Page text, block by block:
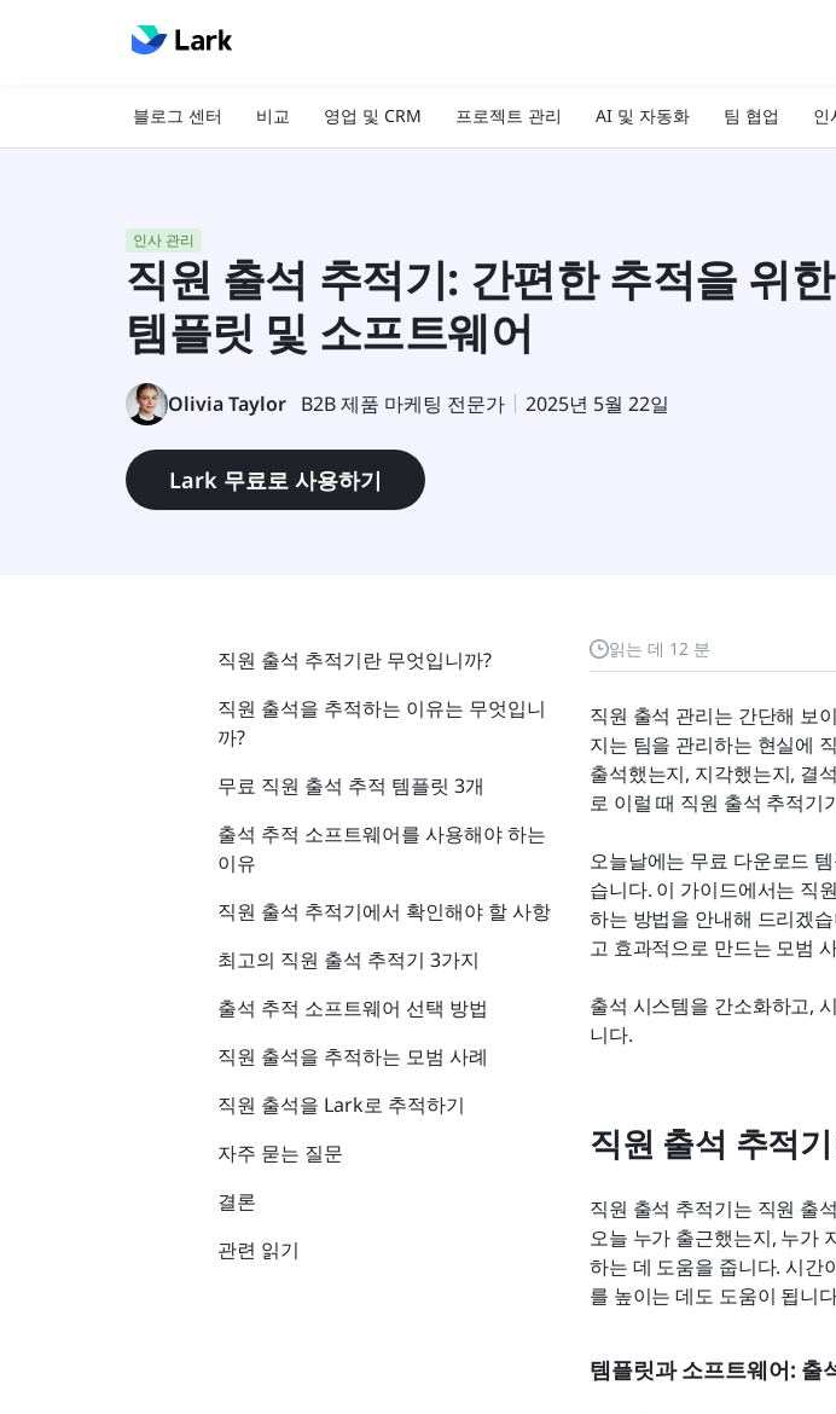
블로그 센터 비교 영업 및 CRM 프로젝트 관리 AI 및 자동화 팀 협업 인
인사 관리
직원 출석 추적기: 간편한 추적을 위한
템플릿 및 소프트웨어
Olivia Taylor B2B 제품 마케팅 전문가 2025년 5월 22일
Lark 무료로 사용하기
읽는 데 12 분
직원 출석 관리는 간단해 보
지는 팀을 관리하는 현실에
출석했는지, 지각했는지, 결
로 이럴 때 직원 출석 추적기
오늘날에는 무료 다운로드
습니다. 이 가이드에서는 직
하는 방법을 안내해 드리겠
고 효과적으로 만드는 모범
출석 시스템을 간소화하고,
니다.
직원 출석 추적
직원 출석 추적기는 직원 출
오늘 누가 출근했는지, 누가
하는 데 도움을 줍니다. 시간
를 높이는 데도 도움이 됩니
템플릿과 소프트웨어: 출
직원 출석 추적기란 무엇입니까?
직원 출석을 추적하는 이유는 무엇입니
까?
무료 직원 출석 추적 템플릿 3개
출석 추적 소프트웨어를 사용해야 하는
이유
직원 출석 추적기에서 확인해야 할 사항
최고의 직원 출석 추적기 3가지
출석 추적 소프트웨어 선택 방법
직원 출석을 추적하는 모범 사례
직원 출석을 Lark로 추적하기
자주 묻는 질문
결론
관련 읽기